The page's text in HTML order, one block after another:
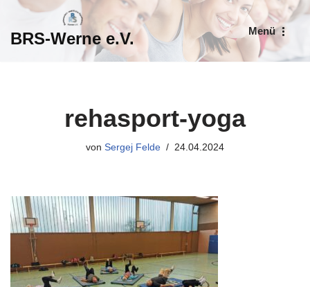
Zum
BRS-Werne e.V. Menü
rehasport-yoga
von Sergej Felde 24.04.2024